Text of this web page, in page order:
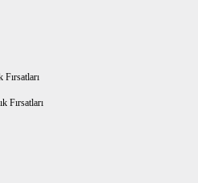
Fırsatları